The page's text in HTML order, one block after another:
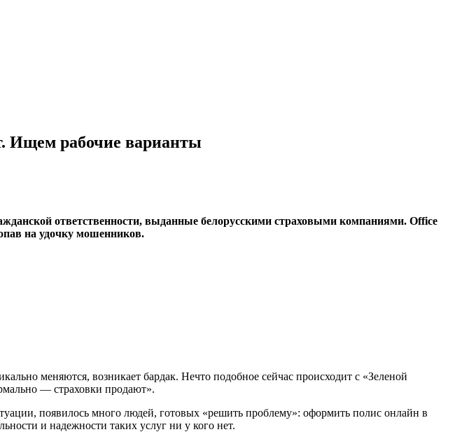
Ищем рабочие варианты
ответственности, выданные белорусскими страховыми компаниями. Office
на удочку мошенников.
меняются, возникает бардак. Нечто подобное сейчас происходит с «Зеленой
— страховки продают».
появилось много людей, готовых «решить проблему»: оформить полис онлайн в
и надежности таких услуг ни у кого нет.